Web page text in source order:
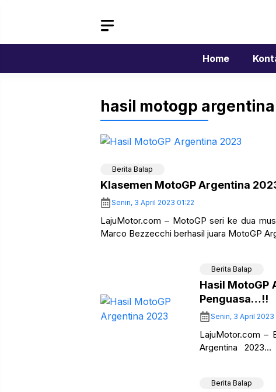
Home
hasil motogp
Berita Balap
Klasemen MotoGP Argentina
Senin, 3 April 2023 01:22
LajuMotor.com – MotoGP seri ke dua
Marco Bezzecchi berhasil juara MotoGP
Berita Balap
Hasil MotoGP
Penguasa…!!
Senin, 3 April
LajuMotor.com –
Argentina 2023…
Berita Balap